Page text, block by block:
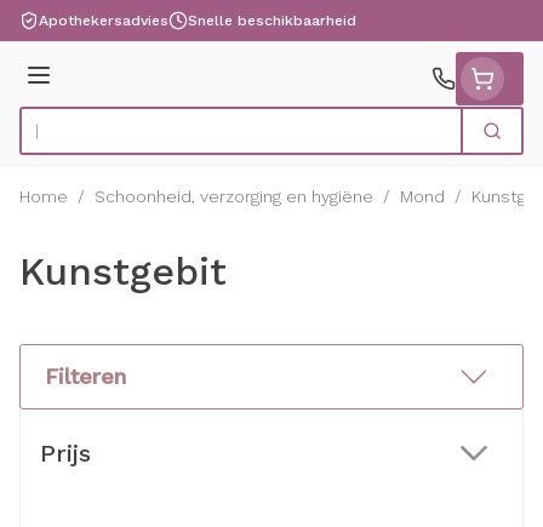
Ga naar de inhoud
Apothekersadvies Snelle beschikbaarheid
Menu
Product, merk, categorie... Zoek
Home / Schoonheid, verzorging en hygiëne / Mond /
Kunstgebit
Filteren
Prijs